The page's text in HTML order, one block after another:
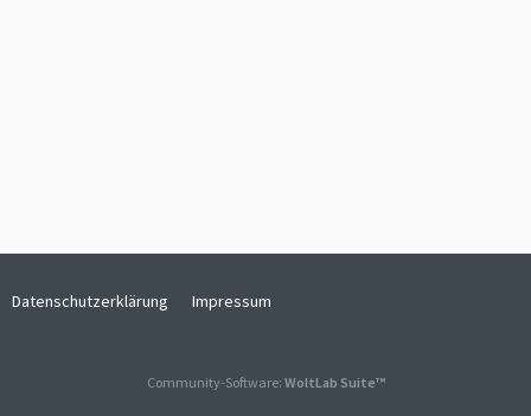
Datenschutzerklärung Impressum
Community-Software: WoltLab Suite™